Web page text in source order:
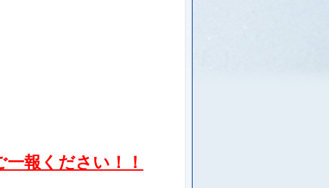
報ください！！